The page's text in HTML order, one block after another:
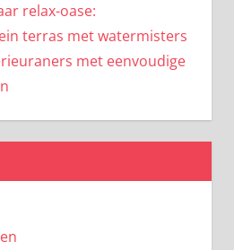
relax-oase:
terras met watermisters
met eenvoudige